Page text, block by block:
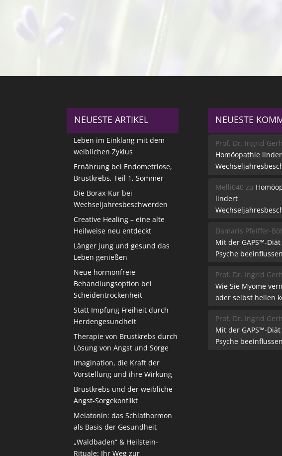
NEUESTE ARTIKEL
Leben im Einklang mit dem
weiblichen Zyklus
Ernährung bei Endometriose,
Brustkrebs, Teil 1, Sommer
Die Borax-Kur bei
Wechseljahresbeschwerden
Creative Healing – eine alte
Heilweise neu entdeckt
Länger jung und gesund das
Leben genießen
Neue hormonfreie
Behandlungsoption bei
Scheidentrockenheit
Statt Impfung Freiheit durch
Herdengesundheit
Therapie von Brustkrebs durch
Lösung von Angst und Sorge
Imagination, die Kraft der
Vorstellung und ihre Wirkung
Brustkrebs und der weibliche
Angst-Sorgekonflikt
Melatonin: das Schlafhormon
als Basis der Gesundheit
„Waldbaden“ & Heilstein-
Rituale: Ihr Weg zur
NEUESTE
Prof. Dr. Ingrid
Homöopathie
Melli040 zu
lindert
Damaris Pfeiffer-
Mit der GAPS™-
Psyche beeinflussen
Prof. Dr. Ingrid
Wie Sie Myome
oder selbst heilen
Prof. Dr. Ingrid
Mit der GAPS™-
Psyche beeinflussen